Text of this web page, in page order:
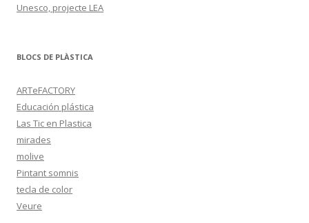
Unesco, projecte LEA
BLOCS DE PLÀSTICA
ARTeFACTORY
Educación plástica
Las Tic en Plastica
mirades
molive
Pintant somnis
tecla de color
Veure